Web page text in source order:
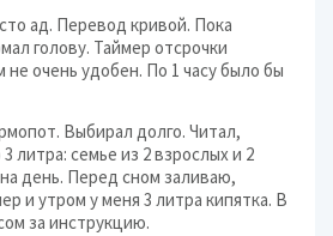
ад. Перевод кривой. Пока
голову. Таймер отсрочки
не очень удобен. По 1 часу было бы
Выбирал долго. Читал,
литра: семье из 2 взрослых и 2
день. Перед сном заливаю,
и утром у меня 3 литра кипятка. В
за инструкцию.